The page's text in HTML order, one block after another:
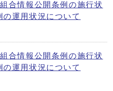
合情報公開条例の施行状
運用状況について
合情報公開条例の施行状
運用状況について